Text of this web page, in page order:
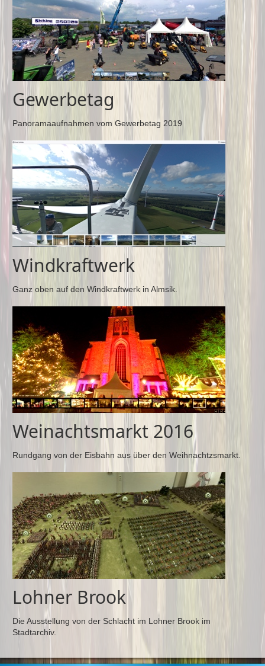
Gewerbetag
Panoramaaufnahmen vom Gewerbetag 2019
Windkraftwerk
Ganz oben auf den Windkraftwerk in Almsik.
Weinachtsmarkt 2016
Rundgang von der Eisbahn aus über den Weihnachtzsmarkt.
Lohner Brook
Die Ausstellung von der Schlacht im Lohner Brook im
Stadtarchiv.